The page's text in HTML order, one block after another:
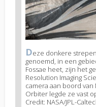
News
image
legend
1
Deze donkere
genoemd, in een
Fossae heet, zijn het
Resolution Imaging
camera aan boord van
Orbiter legde ze vast
Credit: NASA/JPL-